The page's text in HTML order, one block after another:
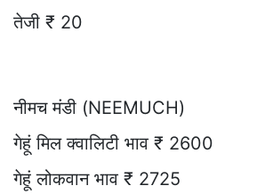
तेजी ₹ 20
नीमच मंडी (NEEMUCH)
गेहूं मिल क्वालिटी भाव ₹ 2600
गेहूं लोकवान भाव ₹ 2725